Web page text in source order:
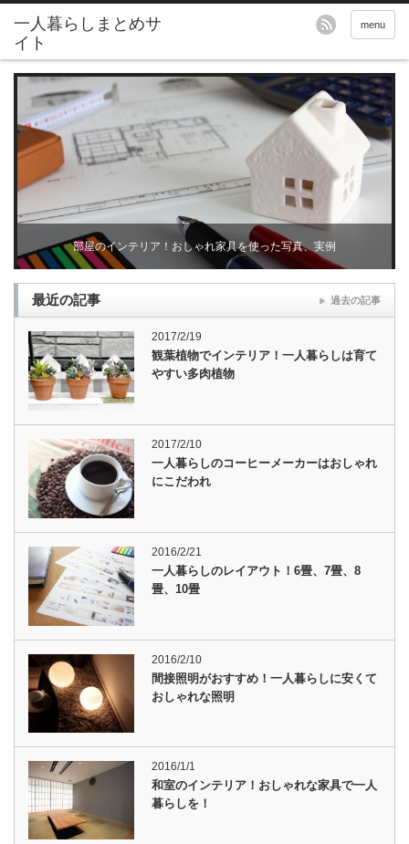
menu
部屋のインテリア！おしゃれ家具を使った写真、実例
最近の記事 過去の記事
2017/2/19
観葉植物でインテリア！一人暮らしは育て
やすい多肉植物
2017/2/10
一人暮らしのコーヒーメーカーはおしゃれ
にこだわれ
2016/2/21
一人暮らしのレイアウト！6畳、7畳、8
畳、10畳
2016/2/10
間接照明がおすすめ！一人暮らしに安くて
おしゃれな照明
2016/1/1
和室のインテリア！おしゃれな家具で一人
暮らしを！